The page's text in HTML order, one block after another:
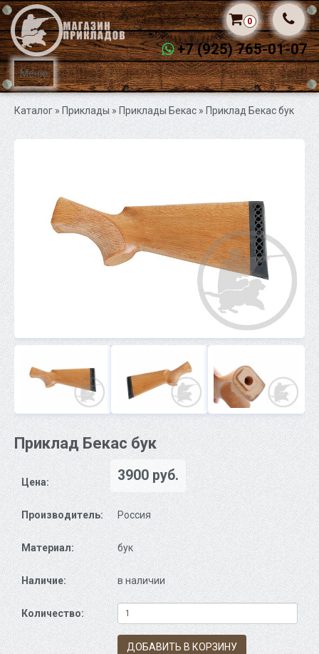
Меню
+7 (925) 765-01-07
0
Каталог» Приклады »Приклады Бекас» Приклад Бекас бук
Приклад Бекас бук
Цена: 3900 руб.
Производитель: Россия
Материал: бук
Наличие: в наличии
Количество:
ДОБАВИТЬ В КОРЗИНУ